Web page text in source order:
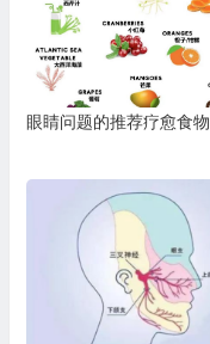
眼睛问题的推荐疗愈食物